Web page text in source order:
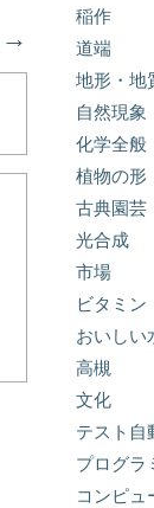
→
稲作
道端
地形・地
自然現象
化学全般
植物の形
古典園芸
光合成
市場
ビタミン
おいしい
高槻
文化
テスト自
プログラ
コンピュ